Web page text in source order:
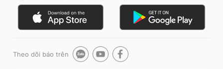
Theo dõi báo trên